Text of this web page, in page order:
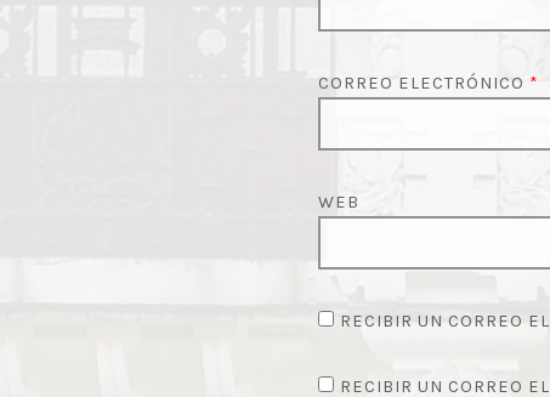
CORREO ELECTRÓNICO *
WEB
RECIBIR UN CORREO
RECIBIR UN CORREO